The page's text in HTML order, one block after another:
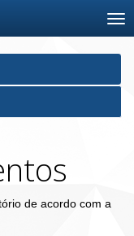
de acordo com a